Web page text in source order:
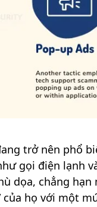
trở nên phổ
gọi điện lạnh
dọa, chẳng
của họ với một